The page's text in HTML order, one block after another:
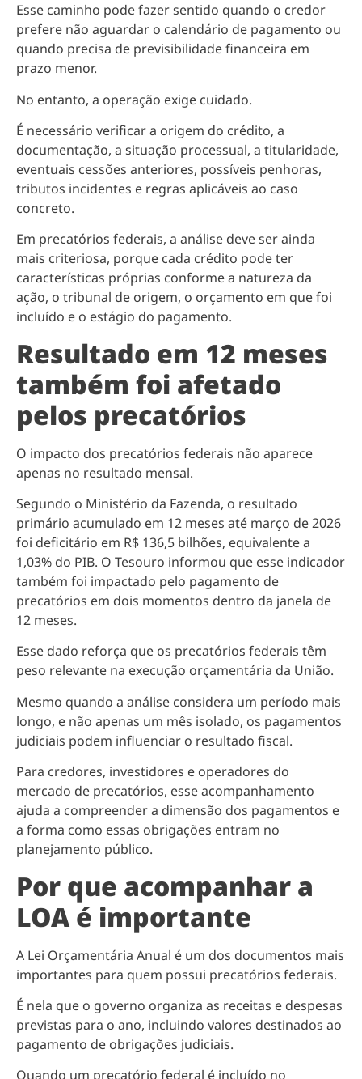
Esse caminho pode fazer sentido quando o credor
prefere não aguardar o calendário de pagamento ou
quando precisa de previsibilidade financeira em
prazo menor.
No entanto, a operação exige cuidado.
É necessário verificar a origem do crédito, a
documentação, a situação processual, a titularidade,
eventuais cessões anteriores, possíveis penhoras,
tributos incidentes e regras aplicáveis ao caso
concreto.
Em precatórios federais, a análise deve ser ainda
mais criteriosa, porque cada crédito pode ter
características próprias conforme a natureza da
ação, o tribunal de origem, o orçamento em que foi
incluído e o estágio do pagamento.
Resultado em 12 meses
também foi afetado
pelos precatórios
O impacto dos precatórios federais não aparece
apenas no resultado mensal.
Segundo o Ministério da Fazenda, o resultado
primário acumulado em 12 meses até março de 2026
foi deficitário em R$ 136,5 bilhões, equivalente a
1,03% do PIB. O Tesouro informou que esse indicador
também foi impactado pelo pagamento de
precatórios em dois momentos dentro da janela de
12 meses.
Esse dado reforça que os precatórios federais têm
peso relevante na execução orçamentária da União.
Mesmo quando a análise considera um período mais
longo, e não apenas um mês isolado, os pagamentos
judiciais podem influenciar o resultado fiscal.
Para credores, investidores e operadores do
mercado de precatórios, esse acompanhamento
ajuda a compreender a dimensão dos pagamentos e
a forma como essas obrigações entram no
planejamento público.
Por que acompanhar a
LOA é importante
A Lei Orçamentária Anual é um dos documentos mais
importantes para quem possui precatórios federais.
É nela que o governo organiza as receitas e despesas
previstas para o ano, incluindo valores destinados ao
pagamento de obrigações judiciais.
Quando um precatório federal é incluído no